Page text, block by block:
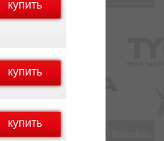
купить
купить
купить